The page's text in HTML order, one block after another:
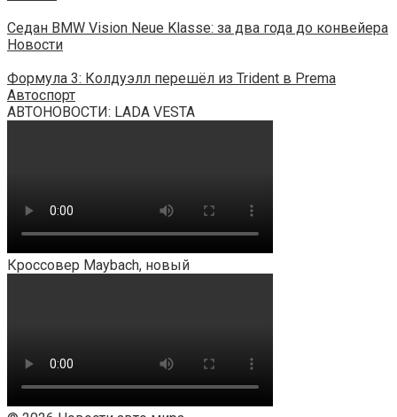
Седан BMW Vision Neue Klasse: за два года до конвейера
Новости
Формула 3: Колдуэлл перешёл из Trident в Prema
Автоспорт
АВТОНОВОСТИ: LADA VESTA
Кроссовер Maybach, новый